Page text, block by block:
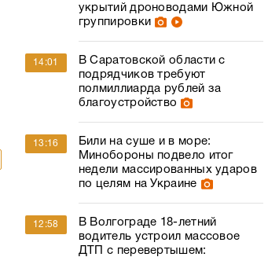
укрытий дроноводами Южной
группировки
14:01
В Саратовской области с
подрядчиков требуют
полмиллиарда рублей за
благоустройство
13:16
Били на суше и в море:
Минобороны подвело итог
недели массированных ударов
по целям на Украине
12:58
В Волгограде 18-летний
водитель устроил массовое
ДТП с перевертышем: